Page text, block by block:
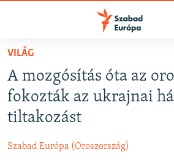
Akadálymentes
Ugrás
fő
oldalra
Ugrás
tartalomjegyzékre
AKTUÁLIS
PODCASTOK
ELEMZŐ
VILÁG
A mozgósítás óta az
fokozták az ukrajnai
tiltakozást
Szabad Európa (Oroszország)
FELIRATKOZÁS
Spotify